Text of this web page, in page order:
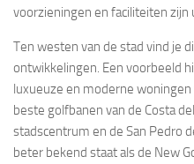
voorzieningen en faciliteiten zijn
Ten westen van de stad vind je
ontwikkelingen. Een voorbeeld
luxueuze en moderne
beste golfbanen van de Costa
stadscentrum en de San Pedro
beter bekend staat als de New